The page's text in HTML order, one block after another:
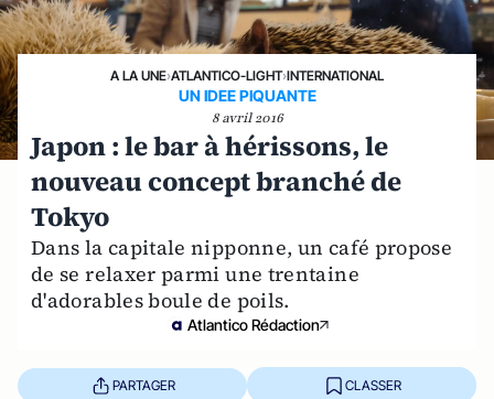
A LA UNE›ATLANTICO-LIGHT›INTERNATIONAL
UN IDEE PIQUANTE
8 avril 2016
Japon : le bar à hérissons, le
nouveau concept branché de
Tokyo
Dans la capitale nipponne, un café propose
de se relaxer parmi une trentaine
d'adorables boule de poils.
Atlantico Rédaction
PARTAGER CLASSER